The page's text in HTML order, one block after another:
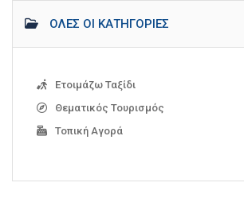
ΌΛΕΣ ΟΙ ΚΑΤΗΓΟΡΊΕΣ
Ετοιμάζω Ταξίδι
Θεματικός Τουρισμός
Τοπική Αγορά